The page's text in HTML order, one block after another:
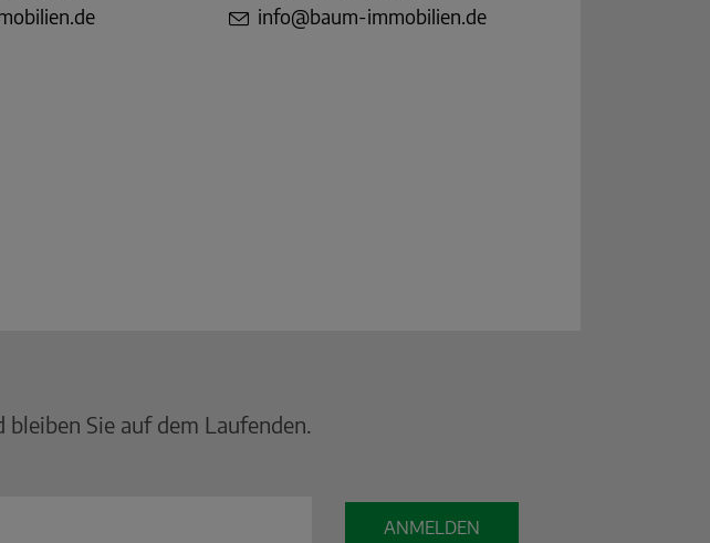
info@baum-immobilien.de
Sie auf dem Laufenden.
ANMELDEN